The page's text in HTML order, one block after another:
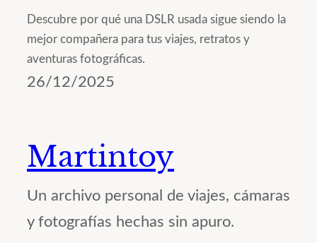
Descubre por qué una DSLR usada sigue siendo la
mejor compañera para tus viajes, retratos y
aventuras fotográficas.
26/12/2025
Martintoy
Un archivo personal de viajes, cámaras
y fotografías hechas sin apuro.